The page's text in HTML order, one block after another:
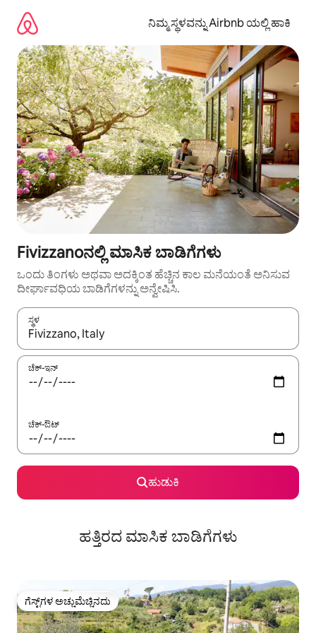
ಹೋಗಿ
ನಿಮ್ಮ ಸ್ಥಳವನ್ನು Airbnb ಯಲ್ಲಿ ಹಾಕಿ
Fivizzanoನಲ್ಲಿ ಮಾಸಿಕ ಬಾಡಿಗೆಗಳು
ಒಂದು ತಿಂಗಳು ಅಥವಾ ಅದಕ್ಕಿಂತ ಹೆಚ್ಚಿನ ಕಾಲ ಮನೆಯಂತೆ ಅನಿಸುವ
ದೀರ್ಘಾವಧಿಯ ಬಾಡಿಗೆಗಳನ್ನು ಅನ್ವೇಷಿಸಿ.
ಸ್ಥಳ
ಫಲಿತಾಂಶಗಳು ಲಭ್ಯವಿರುವಾಗ, ಅಪ್ ಮತ್ತು ಡೌನ್ ಬಾಣದ ಕೀಲಿಗಳೊಂದಿಗೆ
ಚೆಕ್-ಇನ್
ಚೆಕ್-ಔಟ್
ಹುಡುಕಿ
ಹತ್ತಿರದ ಮಾಸಿಕ ಬಾಡಿಗೆಗಳು
ಗೆಸ್ಟ್‌ಗಳ ಅಚ್ಚುಮೆಚ್ಚಿನದು
ಗೆಸ್ಟ್‌ಗಳ ಅಚ್ಚುಮೆಚ್ಚಿನದು